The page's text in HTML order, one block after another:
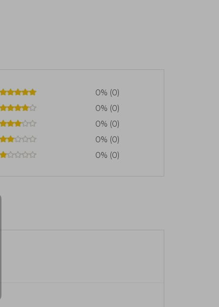
0% (0)
0% (0)
0% (0)
0% (0)
0% (0)